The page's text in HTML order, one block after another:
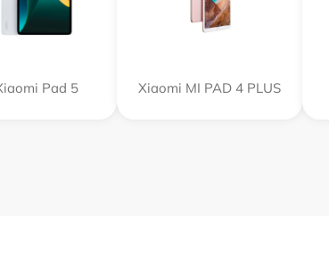
Pad 5 Xiaomi MI PAD 4 PLUS